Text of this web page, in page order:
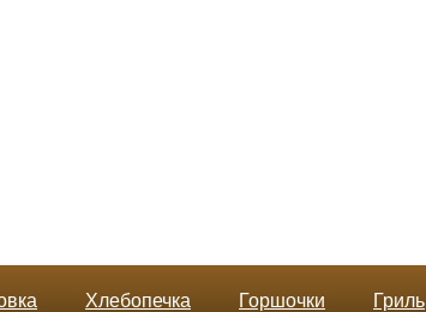
Хлебопечка Горшочки Гриль